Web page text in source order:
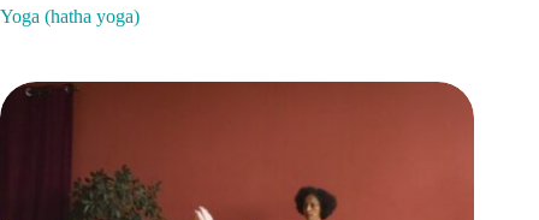
Yoga (hatha yoga)